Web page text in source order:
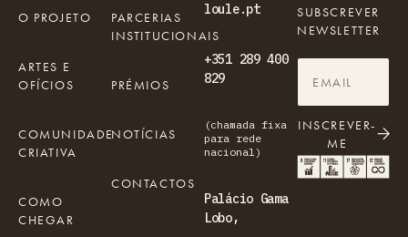
loule.pt
+351 289 400
829
(chamada fixa
para rede
nacional)
Palácio Gama
Lobo,
O PROJETO
ARTES E
OFÍCIOS
COMUNIDADE
CRIATIVA
COMO
CHEGAR
PARCERIAS
INSTITUCIONAIS
PRÉMIOS
NOTÍCIAS
CONTACTOS
SUBSCREVER
NEWSLETTER
INSCREVER-
ME